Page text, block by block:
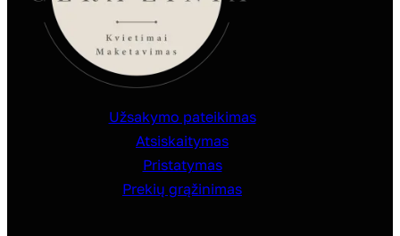
Užsakymo pateikimas
Atsiskaitymas
Pristatymas
Prekių grąžinimas